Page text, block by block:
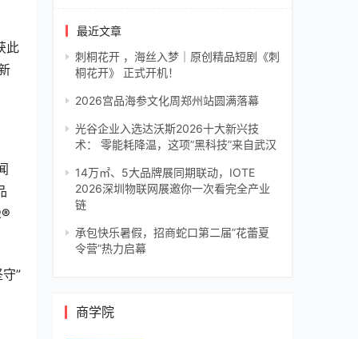
此
”
最近文章
刺桐花开 ，海丝入梦｜原创精品短剧《刺
桐花开》 正式开机！
2026宫品海参文化周郑州站圆满落幕
光谷企业入选达沃斯2026十大新兴技
术： 零能耗降温，这项”黑科技”来自武汉
14万㎡、5大品牌展同期联动，IOTE
2026深圳物联网展邀你一次看完全产业
链
承包快乐暑假，招商蛇口第二届”花蕾夏
令营”热力启幕
商学院